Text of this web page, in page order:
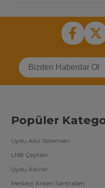
Popüler
Uydu Alıcı Sistemleri
LNB Çeşitleri
Uydu Alıcılar
Merkezi Anten Santralleri